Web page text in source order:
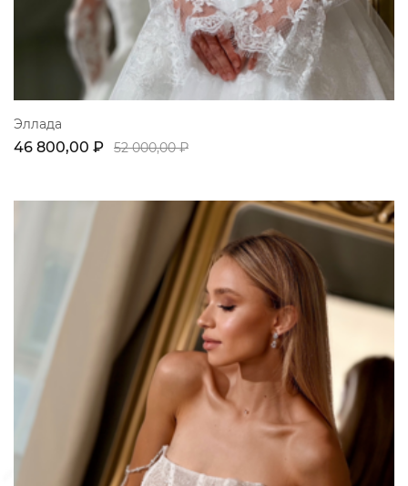
Эллада
46 800,00 ₽ 52 000,00 ₽